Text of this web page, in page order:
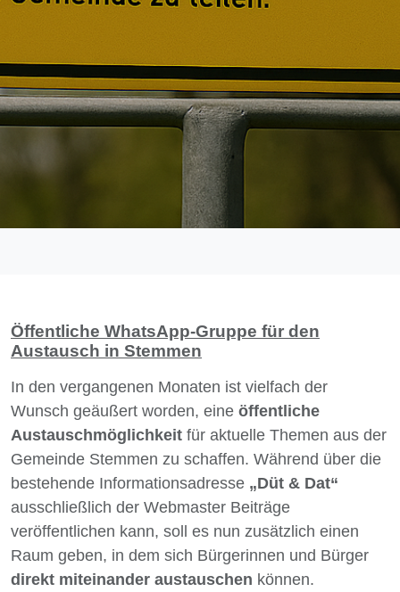
Öffentliche WhatsApp-Gruppe für den
Austausch in Stemmen
In den vergangenen Monaten ist vielfach der
Wunsch geäußert worden, eine öffentliche
Austauschmöglichkeit für aktuelle Themen aus der
Gemeinde Stemmen zu schaffen. Während über die
bestehende Informationsadresse „Düt & Dat“
ausschließlich der Webmaster Beiträge
veröffentlichen kann, soll es nun zusätzlich einen
Raum geben, in dem sich Bürgerinnen und Bürger
direkt miteinander austauschen können.